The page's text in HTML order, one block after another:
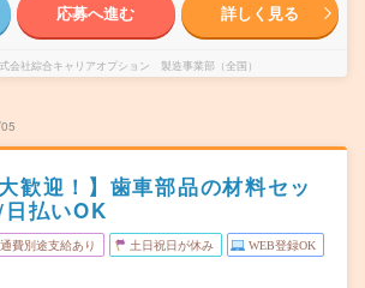
応募へ進む 詳しく見る
会社綜合キャリアオプション 製造事業部（全国）
歓迎！】歯車部品の材料セッ
日払いOK
費別途支給あり 土日祝日が休み WEB登録OK